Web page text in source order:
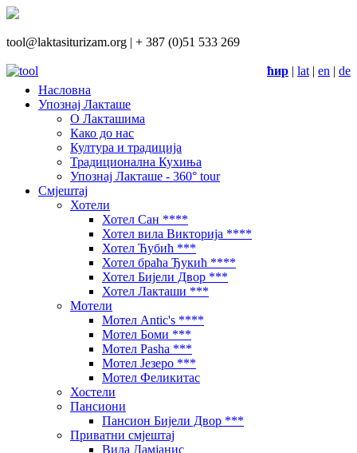
tool@laktasiturizam.org | + 387 (0)51 533 269
ћир | lat | en | de
Насловна
Упознај Лакташе
О Лакташима
Како до нас
Култура и традиција
Традиционална Кухиња
Упознај Лакташе - 360° tour
Смјештај
Хотели
Хотел Сан ****
Хотел вила Викторија ****
Хотел Ћубић ***
Хотел браћа Ђукић ****
Хотел Бијели Двор ***
Хотел Лакташи ***
Мотели
Мотел Antic's ****
Мотел Боми ***
Мотел Pasha ***
Мотел Језеро ***
Мотел Феликитас
Хостели
Пансиони
Пансион Бијели Двор ***
Приватни смјештај
Вила Дамјанис